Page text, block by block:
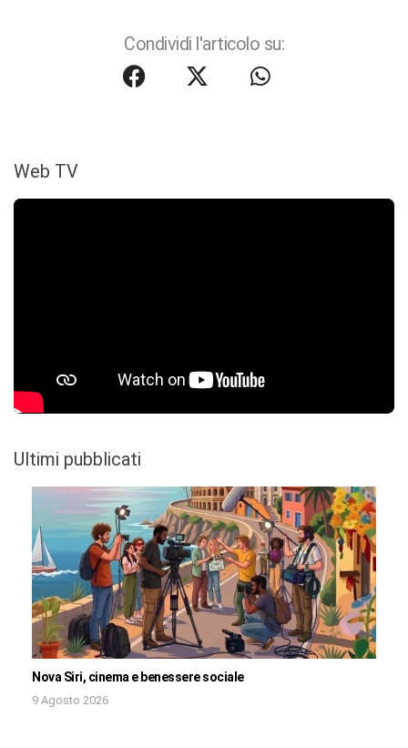
Condividi l'articolo su:
Web TV
Ultimi pubblicati
Nova Siri, cinema e benessere sociale
9 Agosto 2026